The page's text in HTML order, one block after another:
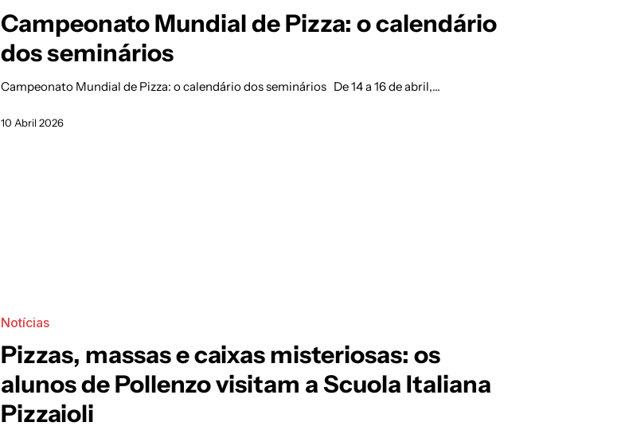
Campeonato Mundial de Pizza: o calendário
dos seminários
Campeonato Mundial de Pizza: o calendário dos seminários De 14 a 16 de abril,…
10 Abril 2026
Notícias
Pizzas, massas e caixas misteriosas: os
alunos de Pollenzo visitam a Scuola Italiana
Pizzaioli